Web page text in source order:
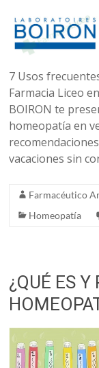
7 Usos
Farmacia Liceo
BOIRON te
homeopatía en
vacaciones sin
Farmacéutico
Homeopatía
¿QUÉ ES Y